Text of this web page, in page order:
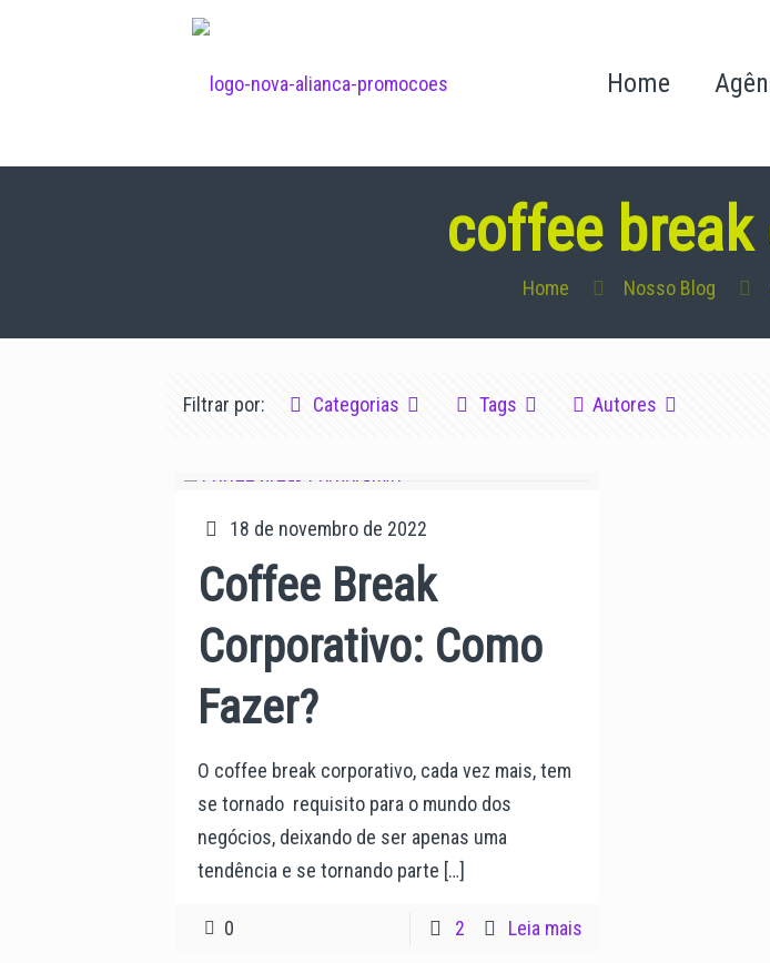
Home
coffee
Home Nosso Blog
Filtrar por: Categorias Tags Autores
18 de novembro de 2022
Coffee Break
Corporativo: Como
Fazer?
O coffee break corporativo, cada vez mais, tem
se tornado requisito para o mundo dos
negócios, deixando de ser apenas uma
tendência e se tornando parte […]
0 2 Leia mais